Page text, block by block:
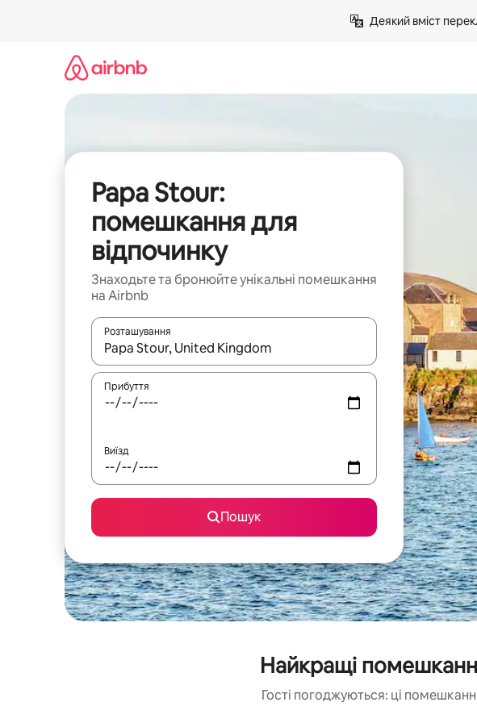
Деякий вміст
Papa Stour:
помешкання для
відпочинку
Знаходьте та бронюйте унікальні помешкання
на Airbnb
Розташування
Отримавши результати пошуку, використовуйте для навігації
Прибуття
Виїзд
Пошук
Найкращі
Гості погоджуються: ці